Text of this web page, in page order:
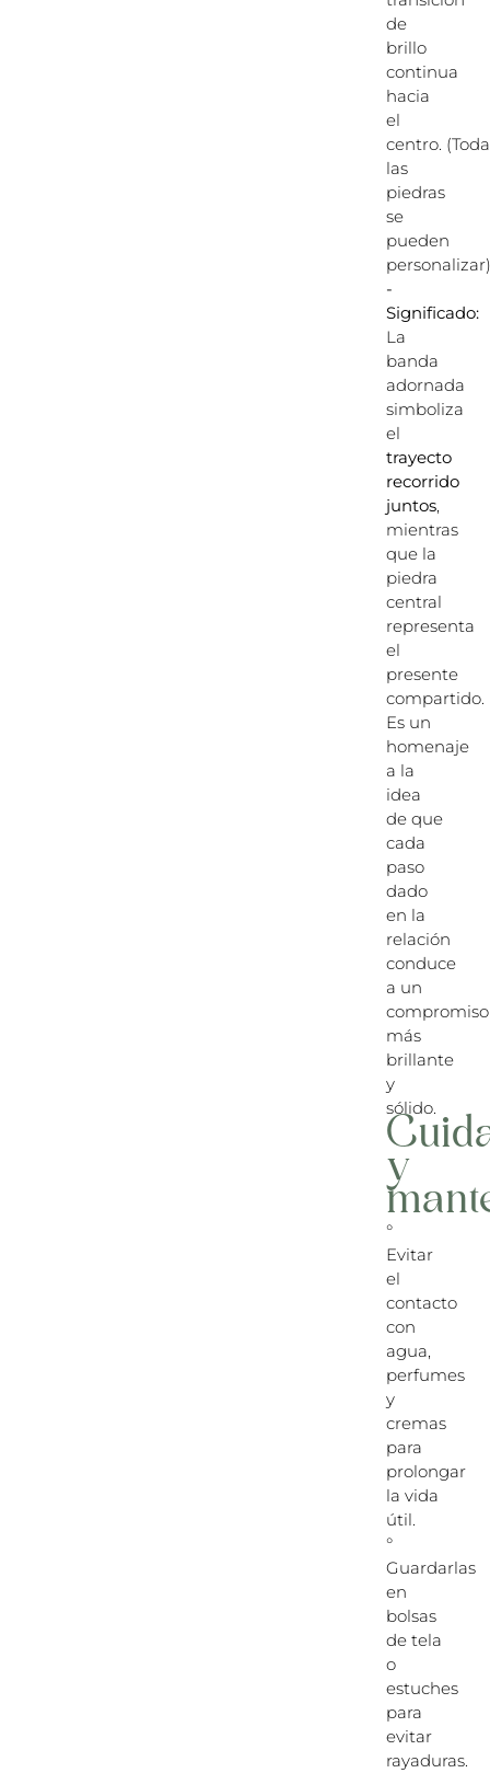
de
brillo
continua
hacia
el
centro.
las
piedras
se
pueden
-
Significado:
La
banda
adornada
simboliza
el
trayecto
recorrido
juntos,
mientras
que la
piedra
central
representa
el
presente
compartido.
Es un
homenaje
a la
idea
de que
cada
paso
dado
en la
relación
conduce
a un
compromiso
más
brillante
y
sólido.
y
°
Evitar
el
contacto
con
agua,
perfumes
y
cremas
para
prolongar
la vida
útil.
°
Guardarlas
en
bolsas
de tela
o
estuches
para
evitar
rayaduras.